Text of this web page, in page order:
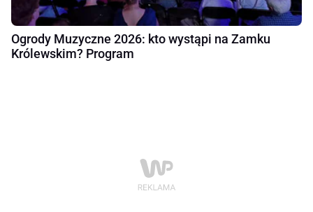
Ogrody Muzyczne 2026: kto wystąpi na Zamku
Królewskim? Program